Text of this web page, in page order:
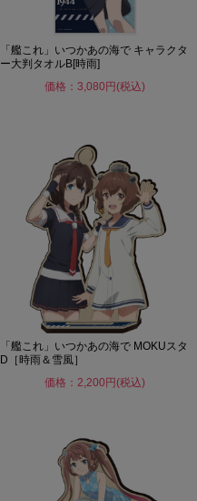
「艦これ」いつかあの海で キャラクタ
ー大判タオルB[時雨]
価格：3,080円(税込)
「艦これ」いつかあの海で MOKUスタ
D［時雨＆雪風］
価格：2,200円(税込)